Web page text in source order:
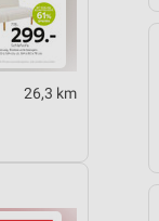
26,3 km